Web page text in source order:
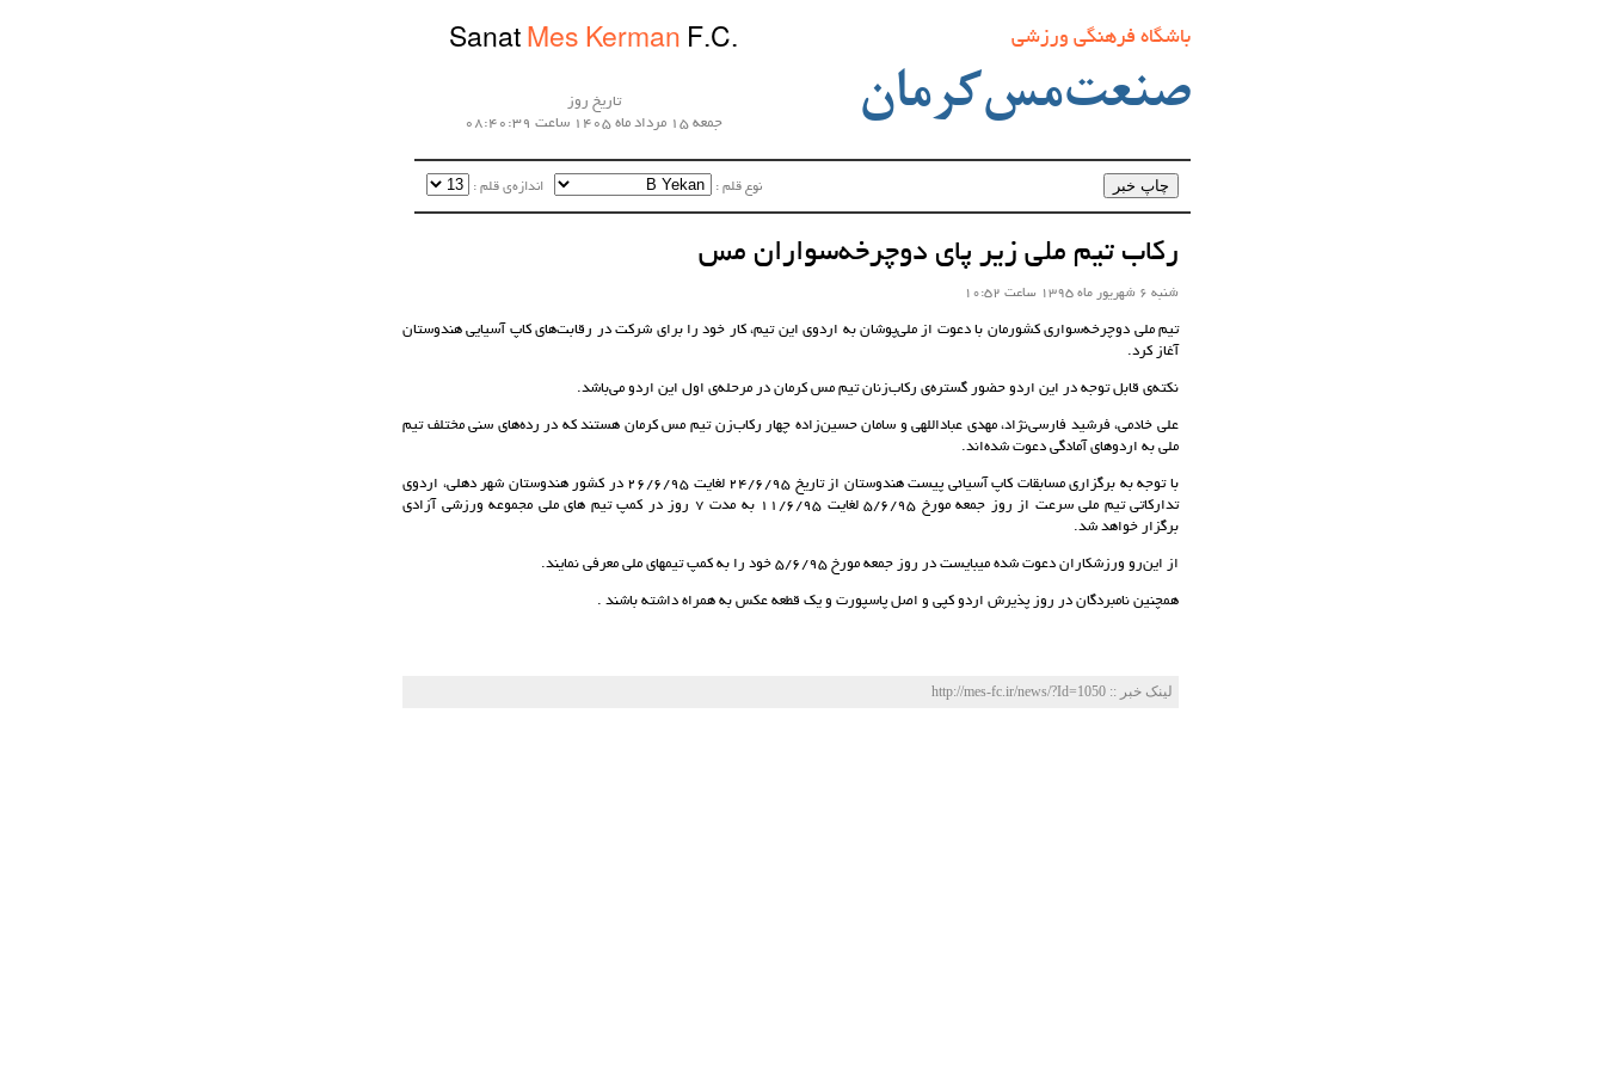
باشگاه فرهنگی ورزشی
صنعت‌مس‌کرمان
Sanat Mes Kerman F.C.
تاریخ روز
جمعه 15 مرداد ماه 1405 ساعت 08:40:39
نوع قلم :‌ اندازه‌ی قلم :‌
رکاب تیم ملی زیر پای دوچرخه‌سواران مس
شنبه 6 شهریور ماه 1395 ساعت 10:52
تیم ملی دوچرخه‌سواری کشورمان با دعوت از ملی‌پوشان به اردوی این تیم، کار خود را برای شرکت در رقابت‌های کاپ آسیایی هندوستان
آغاز کرد.
نکته‌ی قابل توجه در این اردو حضور گستره‌ی رکاب‌زنان تیم مس کرمان در مرحله‌ی اول این اردو می‌باشد.
علی خادمی، فرشید فارسی‌نژاد، مهدی عباداللهی و سامان حسین‌زاده چهار رکاب‌زن تیم مس کرمان هستند که در رده‌های سنی مختلف تیم
ملی به اردوهای آمادگی دعوت شده‌اند.
با توجه به برگزاری مسابقات کاپ آسیائی پیست هندوستان از تاریخ 24/6/95 لغایت 26/6/95 در کشور هندوستان شهر دهلی، اردوی
تدارکاتی تیم ملی سرعت از روز جمعه مورخ 5/6/95 لغایت 11/6/95 به مدت 7 روز در کمپ تیم های ملی مجموعه ورزشی آزادی
برگزار خواهد شد.
از این‌رو ورزشکاران دعوت شده میبایست در روز جمعه مورخ 5/6/95 خود را به کمپ تیمهای ملی معرفی نمایند.
همچنین نامبردگان در روز پذیرش اردو کپی و اصل پاسپورت و یک قطعه عکس به همراه داشته باشند .
لینک خبر‌ :: http://mes-fc.ir/news/?Id=1050